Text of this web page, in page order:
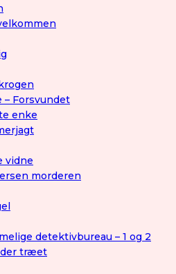
– Forsvundet
enke
vidne
morderen
detektivbureau – 1 og 2
træet